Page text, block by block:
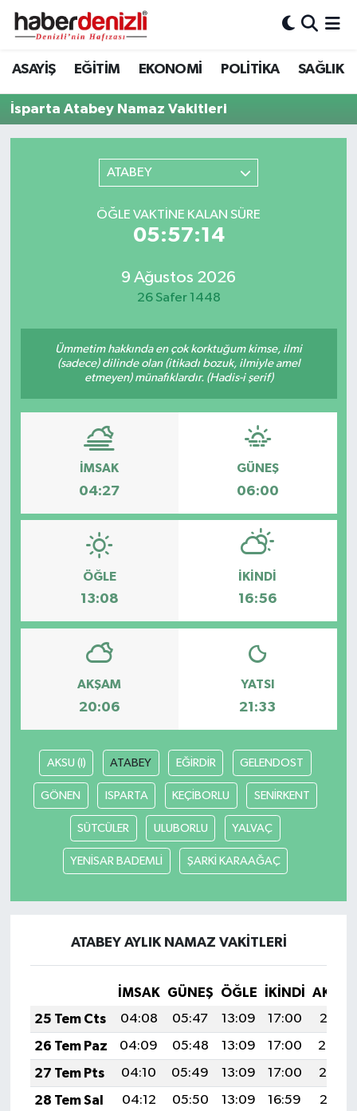
ASAYİŞ EĞİTİM EKONOMİ POLİTİKA SAĞLIK
İsparta Atabey Namaz Vakitleri
ATABEY
ÖĞLE VAKTINE KALAN SÜRE
05:57:14
9 Ağustos 2026
26 Safer 1448
Ümmetim hakkında en çok korktuğum kimse, ilmi
(sadece) dilinde olan (itikadı bozuk, ilmiyle amel
etmeyen) münafıklardır. (Hadis-i şerif)
İMSAK
04:27
GÜNEŞ
06:00
ÖĞLE
13:08
İKINDI
16:56
AKŞAM
20:06
YATSI
21:33
AKSU (I) ATABEY EĞİRDİR GELENDOST
GÖNEN ISPARTA KEÇİBORLU SENİRKENT
SÜTCÜLER ULUBORLU YALVAÇ
YENİSAR BADEMLİ ŞARKİ KARAAĞAÇ
ATABEY AYLIK NAMAZ VAKITLERI
İMSAK GÜNEŞ ÖĞLE İKINDI
25 Tem Cts
04:08 05:47 13:09 17:00
20:21
26 Tem Paz
04:09 05:48 13:09 17:00
20:20
27 Tem Pts
04:10 05:49 13:09 17:00
20:19
28 Tem Sal
04:12 05:50 13:09 16:59
20:18
Denizli Nöbetçi Eczaneler
Denizli Hava Durumu
Denizli Trafik Yoğunluk Haritası
Tüm Manşetler